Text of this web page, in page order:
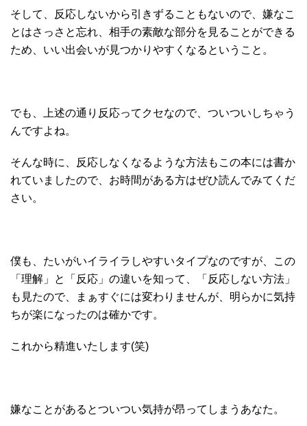
そして、反応しないから引きずることもないので、嫌なこ
とはさっさと忘れ、相手の素敵な部分を見ることができる
ため、いい出会いが見つかりやすくなるということ。
でも、上述の通り反応ってクセなので、ついついしちゃう
んですよね。
そんな時に、反応しなくなるような方法もこの本には書か
れていましたので、お時間がある方はぜひ読んでみてくだ
さい。
僕も、たいがいイライラしやすいタイプなのですが、この
「理解」と「反応」の違いを知って、「反応しない方法」
も見たので、まぁすぐには変わりませんが、明らかに気持
ちが楽になったのは確かです。
これから精進いたします(笑)
嫌なことがあるとついつい気持が昂ってしまうあなた。